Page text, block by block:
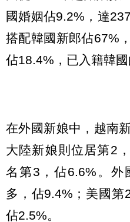
國婚姻佔9.2%，達
搭配韓國新郎佔67%
佔18.4%，已入籍韓國
在外國新娘中，越南
大陸新娘則位居第2
名第3，佔6.6%。外
多，佔9.4%；美國第
佔2.5%。